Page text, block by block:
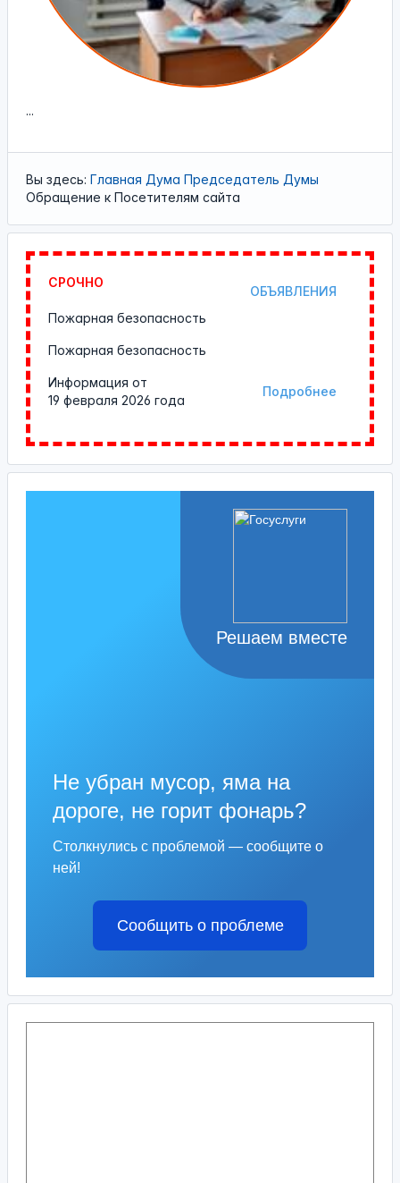
...
Вы здесь: Главная Дума Председатель Думы
Обращение к Посетителям сайта
СРОЧНО
ОБЪЯВЛЕНИЯ
Пожарная безопасность
Пожарная безопасность
Подробнее
Информация от
19 февраля 2026 года
Решаем вместе
Не убран мусор, яма на
дороге, не горит фонарь?
Столкнулись с проблемой — сообщите о
ней!
Сообщить о проблеме